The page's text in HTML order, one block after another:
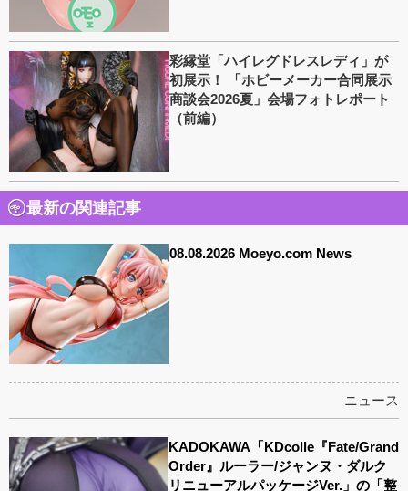
彩縁堂「ハイレグドレスレディ」が
初展示！ 「ホビーメーカー合同展示
商談会2026夏」会場フォトレポート
（前編）
最新の関連記事
08.08.2026 Moeyo.com News
ニュース
KADOKAWA「KDcolle『Fate/Grand
Order』ルーラー/ジャンヌ・ダルク
リニューアルパッケージVer.」の「整